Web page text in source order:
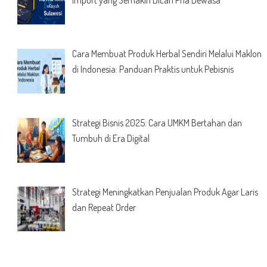
Cara Membuat Produk Herbal Sendiri Melalui Maklon
di Indonesia: Panduan Praktis untuk Pebisnis
Strategi Bisnis 2025: Cara UMKM Bertahan dan
Tumbuh di Era Digital
Strategi Meningkatkan Penjualan Produk Agar Laris
dan Repeat Order